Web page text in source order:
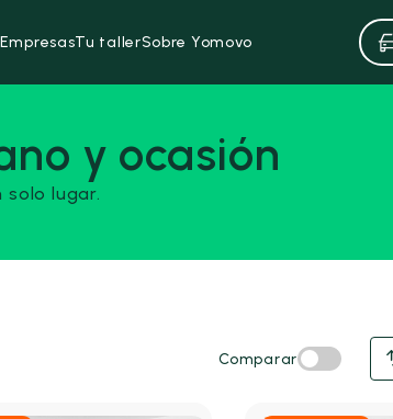
Tu tallerSobre Yomovo
y ocasión
solo lugar.
Comparar